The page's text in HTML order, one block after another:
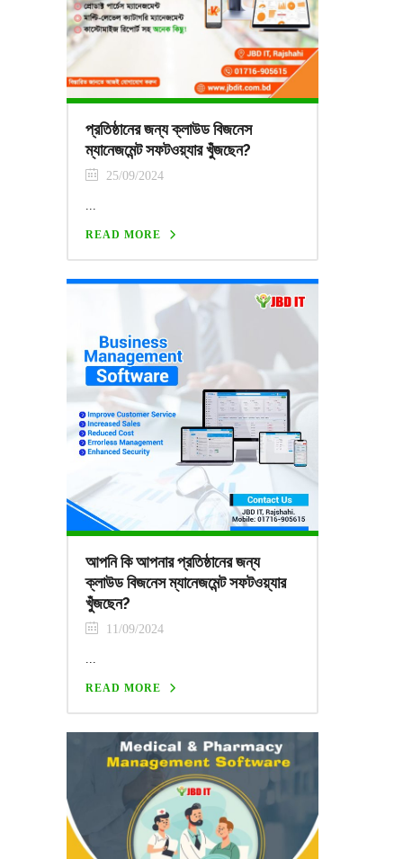
প্রতিষ্ঠানের জন্য ক্লাউড বিজনেস
ম্যানেজমেন্ট সফটওয়্যার খুঁজছেন?
25/09/2024
...
READ MORE
আপনি কি আপনার প্রতিষ্ঠানের জন্য
ক্লাউড বিজনেস ম্যানেজমেন্ট সফটওয়্যার
খুঁজছেন?
11/09/2024
...
READ MORE